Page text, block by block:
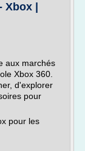
|
aux marchés
Xbox 360.
d'explorer
pour
pour les